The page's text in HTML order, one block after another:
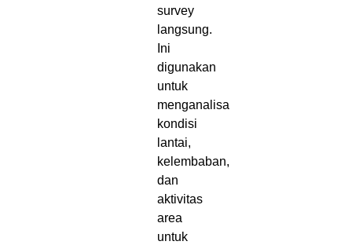
survey
langsung.
Ini
digunakan
untuk
menganalisa
kondisi
lantai,
kelembaban,
dan
aktivitas
area
untuk